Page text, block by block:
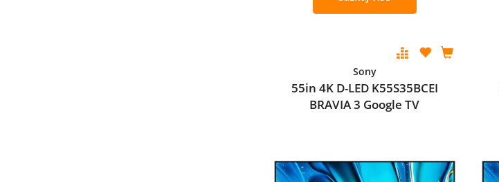
Sony
55in 4K D-LED K55S35BCEI
BRAVIA 3 Google TV